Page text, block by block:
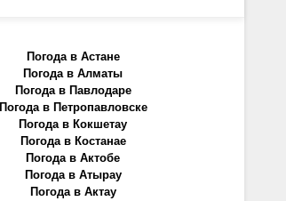
Погода в Астане
Погода в Алматы
Погода в Павлодаре
Погода в Петропавловске
Погода в Кокшетау
Погода в Костанае
Погода в Актобе
Погода в Атырау
Погода в Актау